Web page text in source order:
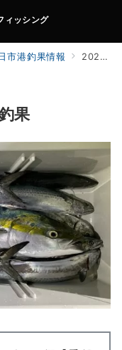
ィッシング
市港釣果情報 2023年10月29日海賊船釣果
果